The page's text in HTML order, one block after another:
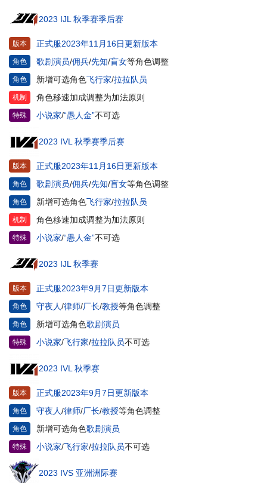
2023 IJL 秋季赛季后赛
版本 正式服2023年11月16日更新版本
角色 歌剧演员/佣兵/先知/盲女等角色调整
角色 新增可选角色飞行家/拉拉队员
机制 角色移速加成调整为加法原则
特殊 小说家/“愚人金”不可选
2023 IVL 秋季赛季后赛
版本 正式服2023年11月16日更新版本
角色 歌剧演员/佣兵/先知/盲女等角色调整
角色 新增可选角色飞行家/拉拉队员
机制 角色移速加成调整为加法原则
特殊 小说家/“愚人金”不可选
2023 IJL 秋季赛
版本 正式服2023年9月7日更新版本
角色 守夜人/律师/厂长/教授等角色调整
角色 新增可选角色歌剧演员
特殊 小说家/飞行家/拉拉队员不可选
2023 IVL 秋季赛
版本 正式服2023年9月7日更新版本
角色 守夜人/律师/厂长/教授等角色调整
角色 新增可选角色歌剧演员
特殊 小说家/飞行家/拉拉队员不可选
2023 IVS 亚洲洲际赛